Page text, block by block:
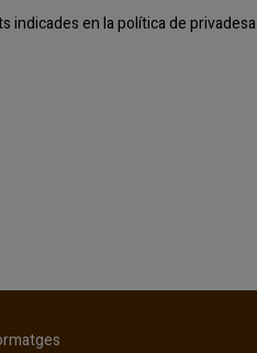
indicades en lapolítica de privadesa